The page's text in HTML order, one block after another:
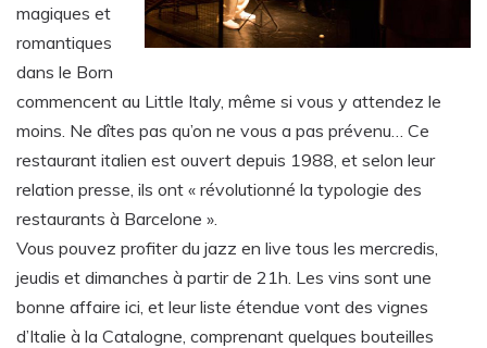
magiques et
romantiques
dans le Born
commencent au Little Italy, même si vous y attendez le
moins. Ne dîtes pas qu’on ne vous a pas prévenu… Ce
restaurant italien est ouvert depuis 1988, et selon leur
relation presse, ils ont « révolutionné la typologie des
restaurants à Barcelone ».
Vous pouvez profiter du jazz en live tous les mercredis,
jeudis et dimanches à partir de 21h. Les vins sont une
bonne affaire ici, et leur liste étendue vont des vignes
d’Italie à la Catalogne, comprenant quelques bouteilles